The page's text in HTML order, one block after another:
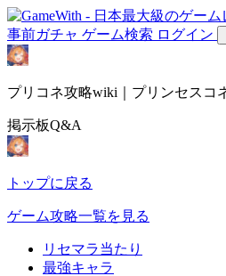
事前ガチャ ゲーム検索 ログイン
プリコネ攻略wiki｜プリンセスコ
掲示板Q&A
トップに戻る
ゲーム攻略一覧を見る
リセマラ当たり
最強キャラ